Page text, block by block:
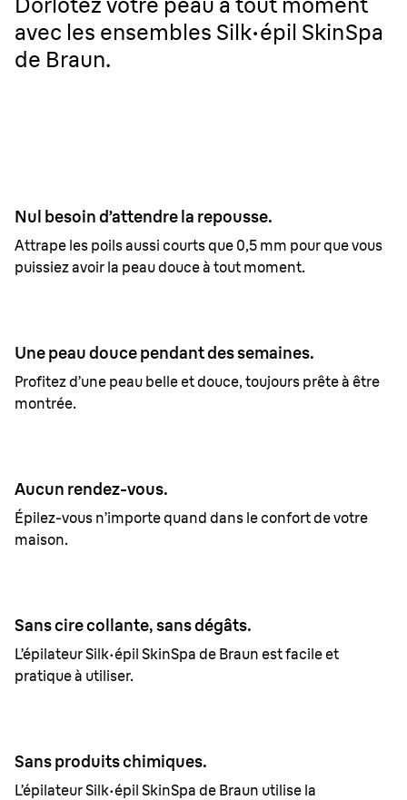
avec les ensembles Silk·épil SkinSpa
de Braun.
Nul besoin d’attendre la repousse.
Attrape les poils aussi courts que 0,5 mm pour que vous
puissiez avoir la peau douce à tout moment.
Une peau douce pendant des semaines.
Profitez d’une peau belle et douce, toujours prête à être
montrée.
Aucun rendez-vous.
Épilez-vous n’importe quand dans le confort de votre
maison.
Sans cire collante, sans dégâts.
L’épilateurSilk·épil SkinSpa de Braun est facile et
pratique à utiliser.
Sans produits chimiques.
L’épilateur Silk·épil SkinSpa de Braun utilise la